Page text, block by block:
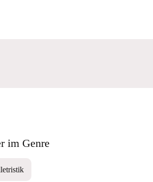
im Genre